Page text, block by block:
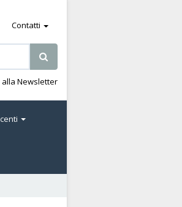
Contatti
alla Newsletter